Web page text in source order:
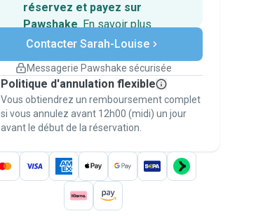
réservez et payez sur
Pawshake. En savoir plus
Paiements sécurisés
Assistance en cas de
Réservations couvertes par
nos garanties
Gardez tout sur Pawshake (du premier
message au paiement) pour bénéficier de la
Garantie Pawshake.
Contacter Sarah-Louise
Messagerie Pawshake sécurisée
Politique d'annulation flexible
Vous obtiendrez un remboursement complet
si vous annulez avant 12h00 (midi) un jour
avant le début de la réservation.